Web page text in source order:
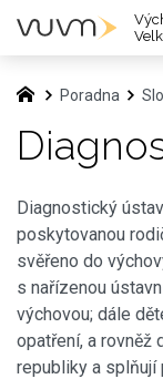
Poradna
Diagnostický
poskytovanou
svěřeno do
s nařízenou
výchovou; dále
opatření, a rovněž
republiky a splňují